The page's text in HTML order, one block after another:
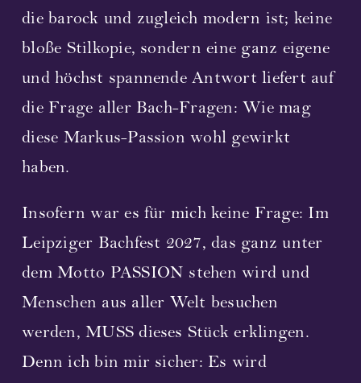
die barock und zugleich modern ist; keine
bloße Stilkopie, sondern eine ganz eigene
und höchst spannende Antwort liefert auf
die Frage aller Bach-Fragen: Wie mag
diese Markus-Passion wohl gewirkt
haben.
Insofern war es für mich keine Frage: Im
Leipziger Bachfest 2027, das ganz unter
dem Motto PASSION stehen wird und
Menschen aus aller Welt besuchen
werden, MUSS dieses Stück erklingen.
Denn ich bin mir sicher: Es wird